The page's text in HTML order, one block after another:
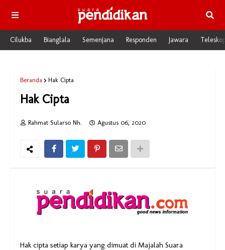
Cilukba Bianglala Semenjana Responden Jawara
Beranda Hak Cipta
Hak Cipta
Rahmat Sularso Nh. Agustus 06, 2020
Hak cipta setiap karya yang dimuat di Majalah Suara